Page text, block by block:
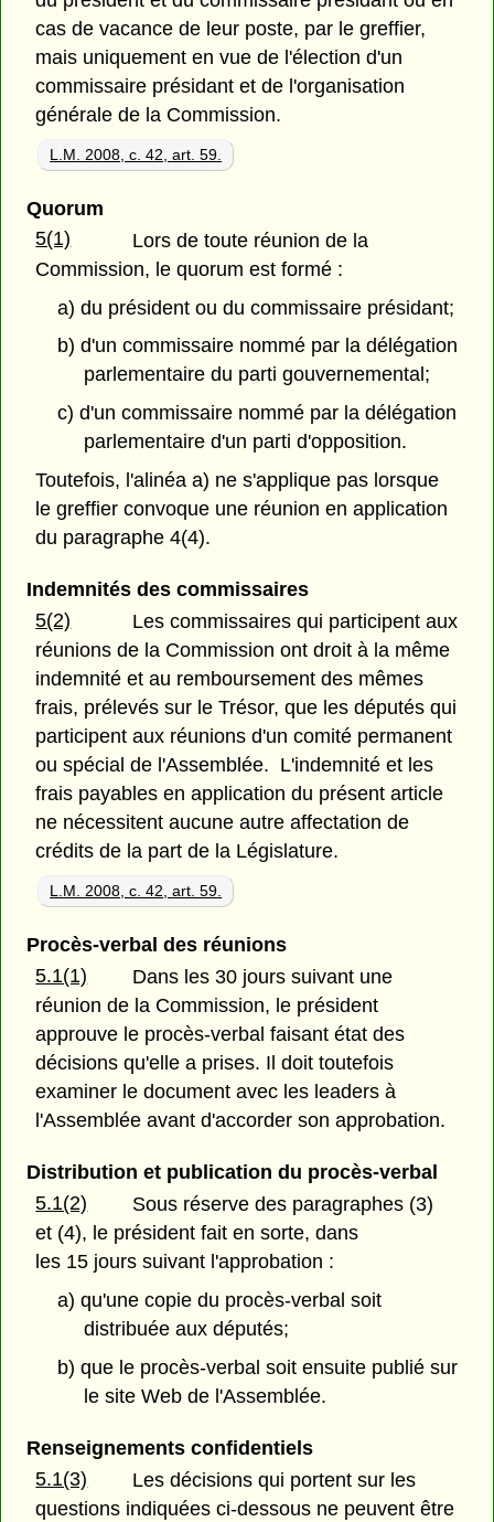
cas de vacance de leur poste, par le greffier,
mais uniquement en vue de l'élection d'un
commissaire présidant et de l'organisation
générale de la Commission.
L.M. 2008, c. 42, art. 59.
Quorum
5(1)
Lors de toute réunion de la
Commission, le quorum est formé :
a) du président ou du commissaire présidant;
b) d'un commissaire nommé par la délégation
parlementaire du parti gouvernemental;
c) d'un commissaire nommé par la délégation
parlementaire d'un parti d'opposition.
Toutefois, l'alinéa a) ne s'applique pas lorsque
le greffier convoque une réunion en application
du paragraphe 4(4).
Indemnités des commissaires
5(2)
Les commissaires qui participent aux
réunions de la Commission ont droit à la même
indemnité et au remboursement des mêmes
frais, prélevés sur le Trésor, que les députés qui
participent aux réunions d'un comité permanent
ou spécial de l'Assemblée. L'indemnité et les
frais payables en application du présent article
ne nécessitent aucune autre affectation de
crédits de la part de la Législature.
L.M. 2008, c. 42, art. 59.
Procès-verbal des réunions
5.1(1)
Dans les 30 jours suivant une
réunion de la Commission, le président
approuve le procès-verbal faisant état des
décisions qu'elle a prises. Il doit toutefois
examiner le document avec les leaders à
l'Assemblée avant d'accorder son approbation.
Distribution et publication du procès-verbal
5.1(2)
Sous réserve des paragraphes (3)
et (4), le président fait en sorte, dans
les 15 jours suivant l'approbation :
a) qu'une copie du procès-verbal soit
distribuée aux députés;
b) que le procès-verbal soit ensuite publié sur
le site Web de l'Assemblée.
Renseignements confidentiels
5.1(3)
Les décisions qui portent sur les
questions indiquées ci-dessous ne peuvent être